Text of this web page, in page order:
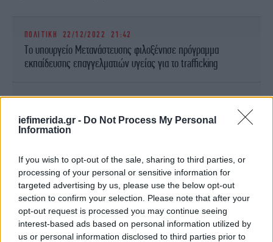
iefimerida.gr - Do Not Process My Personal
Information
If you wish to opt-out of the sale, sharing to third parties, or
processing of your personal or sensitive information for
targeted advertising by us, please use the below opt-out
section to confirm your selection. Please note that after your
opt-out request is processed you may continue seeing
interest-based ads based on personal information utilized by
us or personal information disclosed to third parties prior to
ΠΟΛΙΤΙΚΗ 22/12/2022 21:42
Το υπουργείο Μετανάστευσης φιλοξένησε πρόγραμμα
εκπαίδευσης επαγγελματιών υγείας για το trafficking
ΤΕΧΝΟΛΟΓΙΑ 04/03/2026 14:18
Η TELEKOM στο MWC 2026: Καινοτομία με επίκεντρο το ΑΙ
Κίνδυνοι: Παραπληροφόρηση και χειραγώγηση